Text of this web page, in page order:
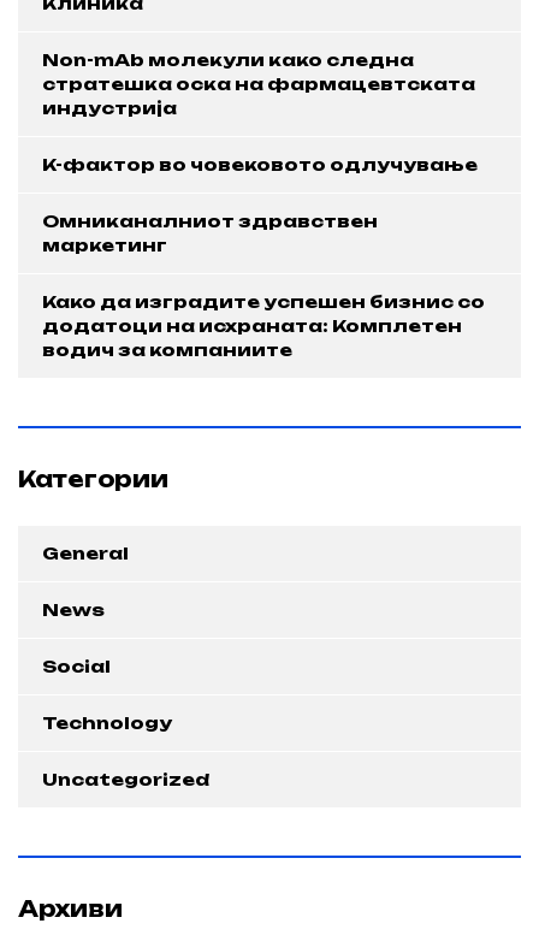
Non-mAb молекули како следна
стратешка оска на фармацевтската
индустрија
K-фактор во човековото одлучување
Омниканалниот здравствен
маркетинг
Како да изградите успешен бизнис со
додатоци на исхраната: Комплетен
водич за компаниите
Категории
General
News
Social
Technology
Uncategorized
Архиви